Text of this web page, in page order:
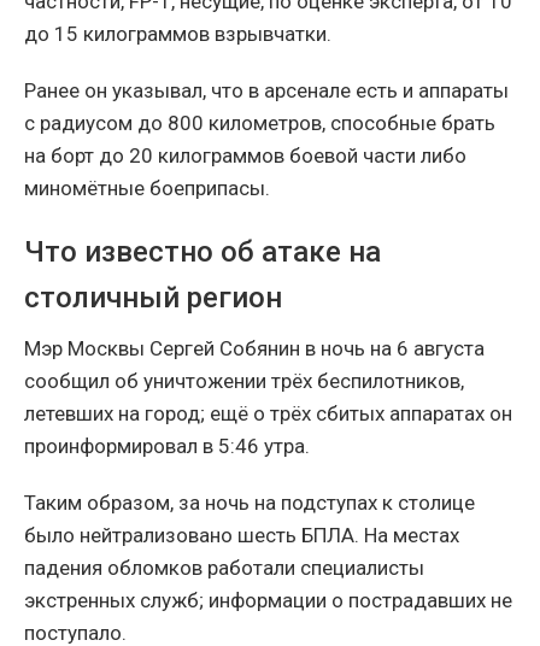
до 15 килограммов взрывчатки.
Ранее он указывал, что в арсенале есть и аппараты
с радиусом до 800 километров, способные брать
на борт до 20 килограммов боевой части либо
миномётные боеприпасы.
Что известно об атаке на
столичный регион
Мэр Москвы Сергей Собянин в ночь на 6 августа
сообщил об уничтожении трёх беспилотников,
летевших на город; ещё о трёх сбитых аппаратах он
проинформировал в 5:46 утра.
Таким образом, за ночь на подступах к столице
было нейтрализовано шесть БПЛА. На местах
падения обломков работали специалисты
экстренных служб; информации о пострадавших не
поступало.